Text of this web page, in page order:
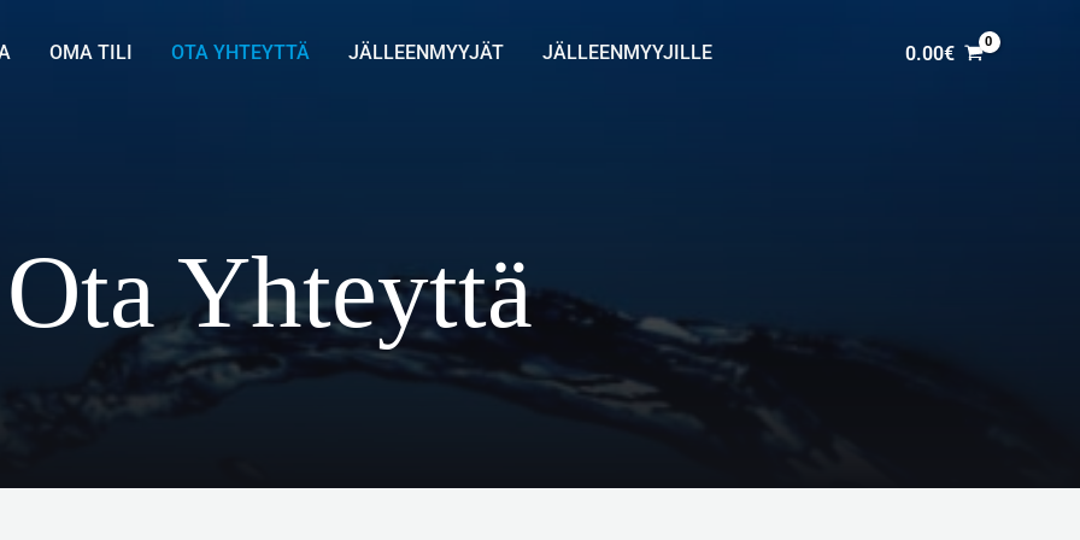
OMA TILI OTA YHTEYTTÄ JÄLLEENMYYJÄT JÄLLEENMYYJILLE 0.00€
Ota Yhteyttä